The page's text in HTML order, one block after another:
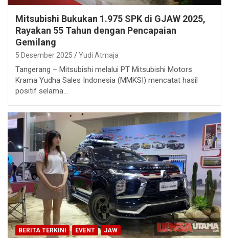
Mitsubishi Bukukan 1.975 SPK di GJAW 2025,
Rayakan 55 Tahun dengan Pencapaian
Gemilang
5 Desember 2025 Yudi Atmaja
Tangerang – Mitsubishi melalui PT Mitsubishi Motors
Krama Yudha Sales Indonesia (MMKSI) mencatat hasil
positif selama…
BERITA TERKINI EVENT JAW